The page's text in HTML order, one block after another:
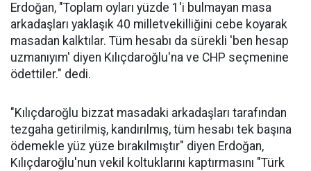
Erdoğan, "Toplam oyları yüzde 1'i bulmayan masa
arkadaşları yaklaşık 40 milletvekilliğini cebe koyarak
masadan kalktılar. Tüm hesabı da sürekli 'ben hesap
uzmanıyım' diyen Kılıçdaroğlu'na ve CHP seçmenine
ödettiler." dedi.
"Kılıçdaroğlu bizzat masadaki arkadaşları tarafından
tezgaha getirilmiş, kandırılmış, tüm hesabı tek başına
ödemekle yüz yüze bırakılmıştır" diyen Erdoğan,
Kılıçdaroğlu'nun vekil koltuklarını kaptırmasını "Türk